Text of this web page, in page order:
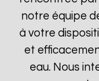
notre équipe
à votre
et
eau. Nous